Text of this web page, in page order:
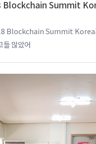
Blockchain Summit
Blockchain Summit Korea
들 많았어